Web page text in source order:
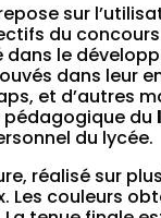
sur
du
le
dans leur
et d’autres
du
du lycée.
réalisé sur
Les couleurs